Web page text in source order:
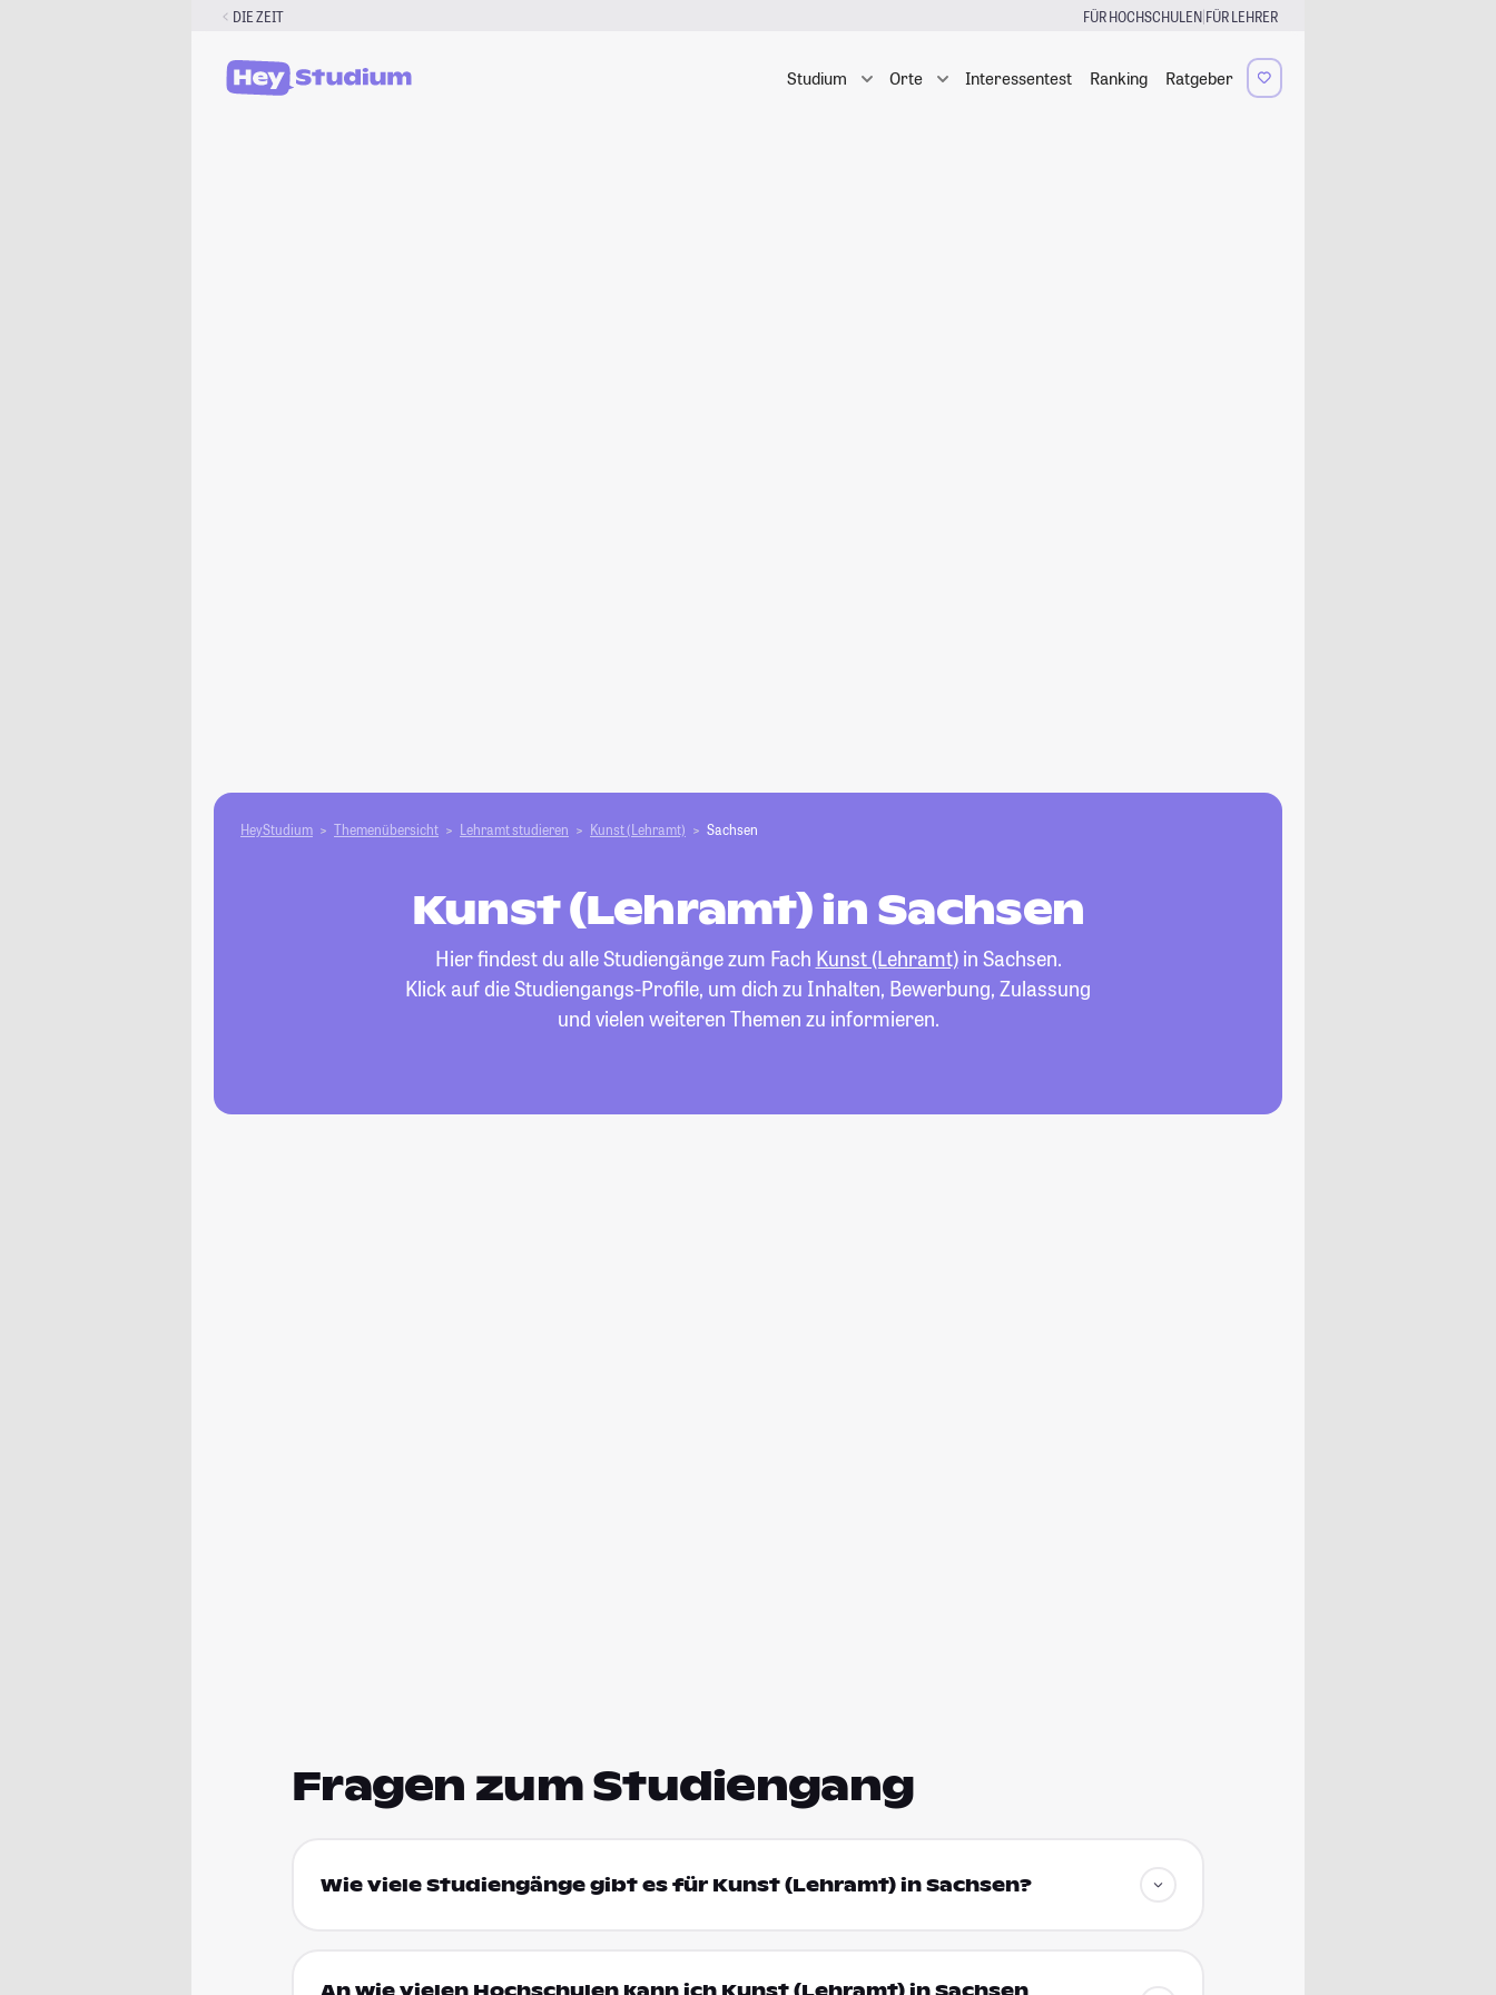
DIE ZEIT FÜR HOCHSCHULEN|FÜR LEHRER
Studium Orte Interessentest Ranking Ratgeber
HeyStudium Themenübersicht Lehramt studieren Kunst (Lehramt) Sachsen
Kunst (Lehramt) in Sachsen
Hier findest du alle Studiengänge zum Fach Kunst (Lehramt)in Sachsen.
Klick auf die Studiengangs-Profile, um dich zu Inhalten, Bewerbung, Zulassung
und vielen weiteren Themen zu informieren.
Fragen zum Studiengang
Wie viele Studiengänge gibt es für Kunst (Lehramt) in Sachsen?